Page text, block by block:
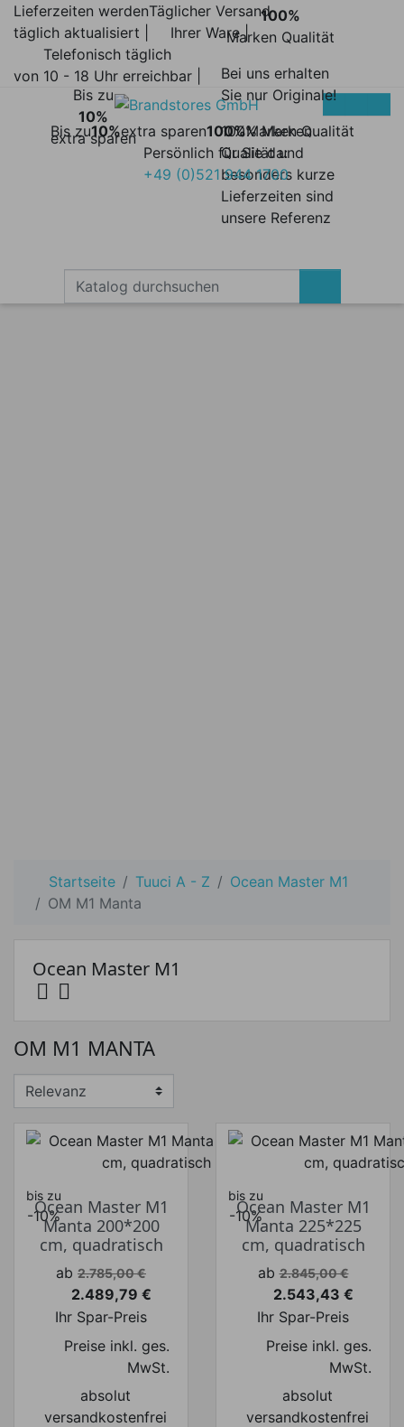
Lieferzeiten werden
täglich aktualisiert |
Täglicher Versand
Ihrer Ware |
Telefonisch täglich
von 10 - 18 Uhr erreichbar |
Bis zu10%extra sparen
Bis zu
10%
extra sparen
100%Marken Qualität
100%
Marken Qualität
Bei uns erhalten
Sie nur Originale!
100% Marken
Qualität und
besonders kurze
Lieferzeiten sind
unsere Referenz
Persönlich für Sie da:
+49 (0)521 944 1700
Startseite Tuuci A - Z
Ocean Master M1
OM M1 Manta
Preis von Preis bis
Ocean Master M1
 
OM M1 MANTA
bis zu
-10%
Ocean Master M1
Manta 200*200
cm, quadratisch
Verkaufspreis
ab 2.785,00 €
Preis
2.489,79 €
Ihr Spar-Preis
Preise inkl. ges.
MwSt.
absolut
versandkostenfrei
bis zu
-10%
Ocean Master M1
Manta 225*225
cm, quadratisch
Verkaufspreis
ab 2.845,00 €
Preis
2.543,43 €
Ihr Spar-Preis
Preise inkl. ges.
MwSt.
absolut
versandkostenfrei